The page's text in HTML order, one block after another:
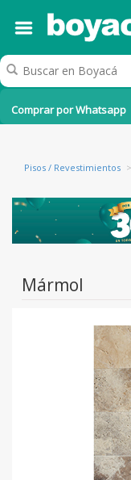
Comprar por Whatsapp
Pisos / Revestimientos >
Mármol